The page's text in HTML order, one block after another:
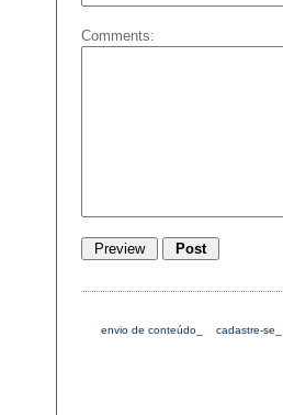
Comments:
envio de conteúdo_ cadastre-se_